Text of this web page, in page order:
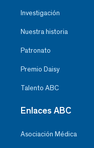
Investigación
Nuestra historia
Patronato
Premio Daisy
Talento ABC
Enlaces ABC
Asociación Médica